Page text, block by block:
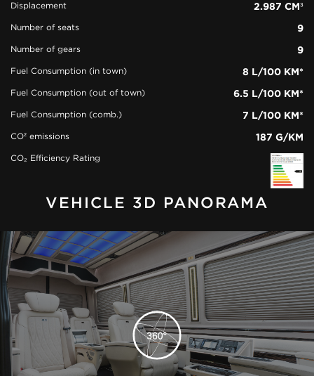
Displacement 2.987 CM³
Number of seats 9
Number of gears 9
Fuel Consumption (in town) 8 L/100 KM*
Fuel Consumption (out of town) 6.5 L/100 KM*
Fuel Consumption (comb.) 7 L/100 KM*
CO² emissions 187 G/KM
CO₂ Efficiency Rating
VEHICLE 3D PANORAMA